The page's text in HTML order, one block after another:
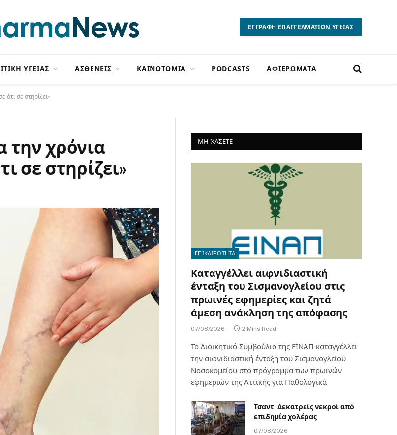
ΕΓΓΡΑΦΗ ΕΠΑΓΓΕΛΜΑΤΙΩΝ ΥΓΕΙΑΣ
ΥΓΕΙΑΣ ΑΣΘΕΝΕΙΣ ΚΑΙΝΟΤΟΜΙΑ PODCASTS ΑΦΙΕΡΩΜΑΤΑ
ότι σε στηρίζει»
την χρόνια
σε στηρίζει»
ΜΗ ΧΑΣΕΤΕ
ΕΠΙΚΑΙΡΟΤΗΤΑ
Καταγγέλλει αιφνιδιαστική
ένταξη του Σισμανογλείου στις
πρωινές εφημερίες και ζητά
άμεση ανάκληση της απόφασης
07/08/2026 2 Mins Read
Το Διοικητικό Συμβούλιο της ΕΙΝΑΠ καταγγέλλει
την αιφνιδιαστική ένταξη του Σισμανογλείου
Νοσοκομείου στο πρόγραμμα των πρωινών
εφημεριών της Αττικής για Παθολογικά
Τσαντ: Δεκατρείς νεκροί από
επιδημία χολέρας
07/08/2026